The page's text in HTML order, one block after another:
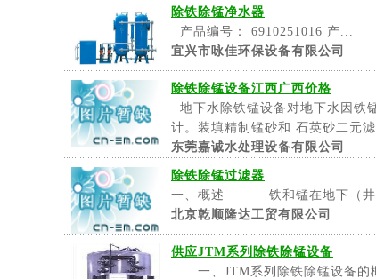
除铁除锰净水器
产品编号： 6910251016 产...
宜兴市咏佳环保设备有限公司
除铁除锰设备江西广西价格
地下水除铁锰设备对地下水因铁
计。装填精制锰砂和 石英砂二元
东莞嘉诚水处理设备有限公司
除铁除锰过滤器
一、概述 铁和锰在地下（井
北京乾顺隆达工贸有限公司
供应JTM系列除铁除锰设备
一、JTM系列除铁除锰设备